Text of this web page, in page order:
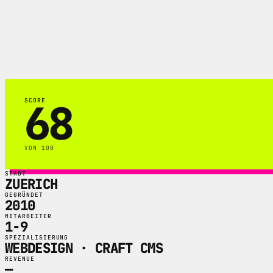
SCORE
68
VON 100
STADT
ZUERICH
GEGRÜNDET
2010
MITARBEITER
1-9
SPEZIALISIERUNG
WEBDESIGN · CRAFT CMS
REVENUE
—